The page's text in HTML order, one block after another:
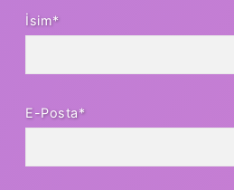
İsim*
E-Posta*